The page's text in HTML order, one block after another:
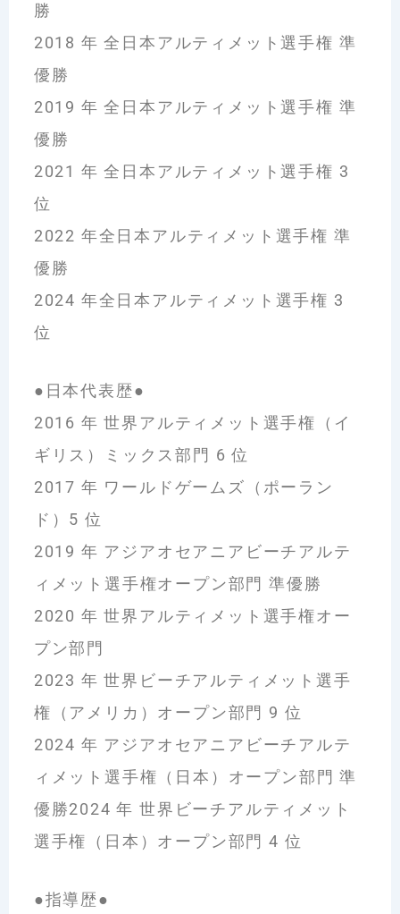
勝
2018 年 全日本アルティメット選手権 準
優勝
2019 年 全日本アルティメット選手権 準
優勝
2021 年 全日本アルティメット選手権 3
位
2022 年全日本アルティメット選手権 準
優勝
2024 年全日本アルティメット選手権 3
位
●日本代表歴●
2016 年 世界アルティメット選手権（イ
ギリス）ミックス部門 6 位
2017 年 ワールドゲームズ（ポーラン
ド）5 位
2019 年 アジアオセアニアビーチアルテ
ィメット選手権オープン部門 準優勝
2020 年 世界アルティメット選手権オー
プン部門
2023 年 世界ビーチアルティメット選手
権（アメリカ）オープン部門 9 位
2024 年 アジアオセアニアビーチアルテ
ィメット選手権（日本）オープン部門 準
優勝2024 年 世界ビーチアルティメット
選手権（日本）オープン部門 4 位
●指導歴●